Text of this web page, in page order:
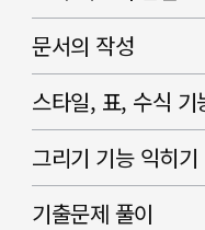
문서의 작성
스타일, 표, 수식 기
그리기 기능 익히기
기출문제 풀이